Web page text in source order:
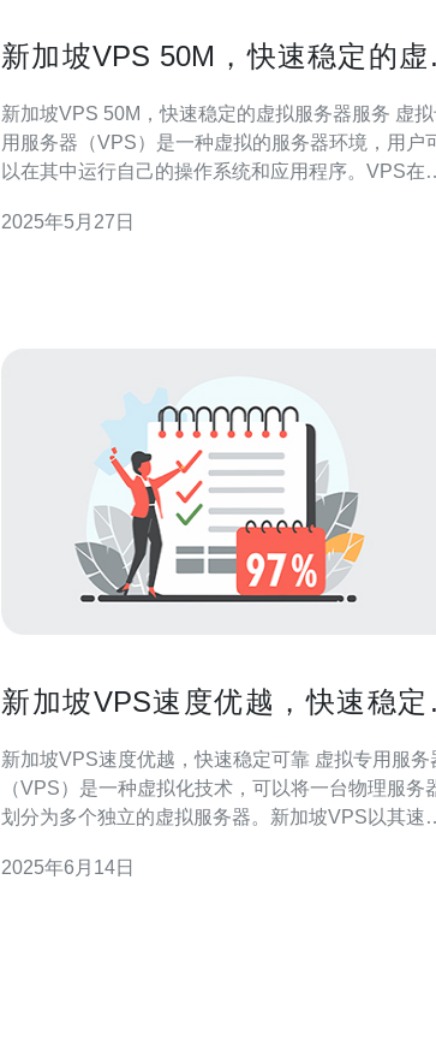
新加坡VPS 50M，快速稳定的虚
新加坡VPS 50M，快速稳定的虚拟服务器服务 虚拟专
用服务器（VPS）是一种虚拟的服务器环境，用户
以在其中运行自己的操作系统和应用程序。VPS在
定性，同时价格相对较低。 新加坡VPS 50M是一种高
2025年5月27日
新加坡VPS速度优越，快速稳定
新加坡VPS速度优越，快速稳定可靠 虚拟专用服务器
（VPS）是一种虚拟化技术，可以将一台物理服务
划分为多个独立的虚拟服务器。新加坡VPS以其速
人用户的青睐。 新加坡VPS拥有许多优势，其中之一
2025年6月14日